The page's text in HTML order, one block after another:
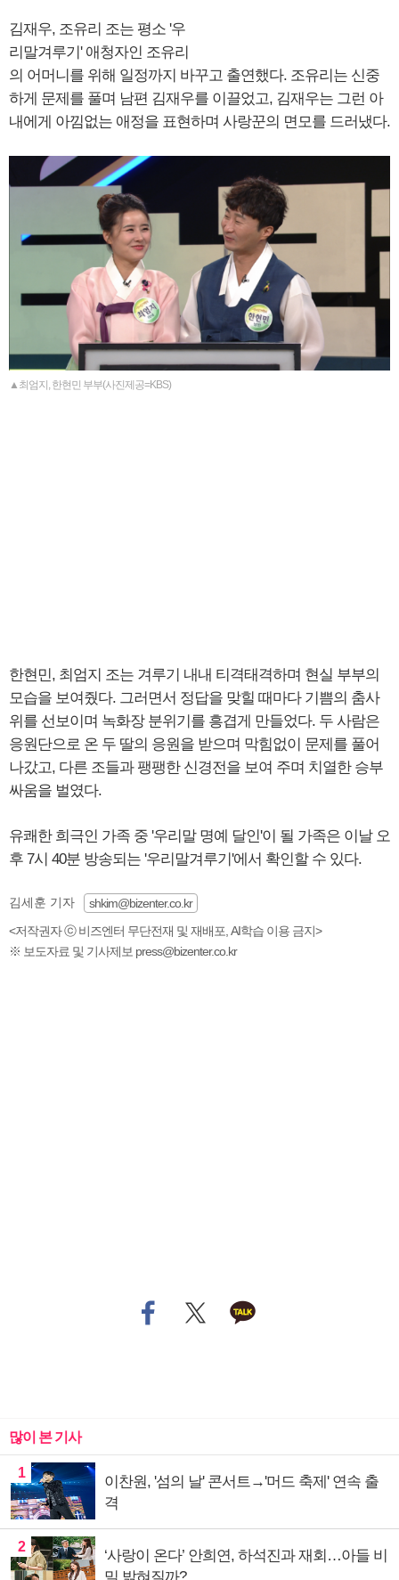
김재우, 조유리 조는 평소 '우
리말겨루기' 애청자인 조유리
의 어머니를 위해 일정까지 바꾸고 출연했다. 조유리는 신중
하게 문제를 풀며 남편 김재우를 이끌었고, 김재우는 그런 아
내에게 아낌없는 애정을 표현하며 사랑꾼의 면모를 드러냈다.
▲최엄지, 한현민 부부(사진제공=KBS)
한현민, 최엄지 조는 겨루기 내내 티격태격하며 현실 부부의
모습을 보여줬다. 그러면서 정답을 맞힐 때마다 기쁨의 춤사
위를 선보이며 녹화장 분위기를 흥겹게 만들었다. 두 사람은
응원단으로 온 두 딸의 응원을 받으며 막힘없이 문제를 풀어
나갔고, 다른 조들과 팽팽한 신경전을 보여 주며 치열한 승부
싸움을 벌였다.
유쾌한 희극인 가족 중 '우리말 명예 달인'이 될 가족은 이날 오
후 7시 40분 방송되는 '우리말겨루기'에서 확인할 수 있다.
김세훈 기자
shkim@bizenter.co.kr
<저작권자 ⓒ 비즈엔터 무단전재 및 재배포, AI학습 이용 금지>
※ 보도자료 및 기사제보 press@bizenter.co.kr
많이 본 기사
1
이찬원, '섬의 날' 콘서트→'머드 축제' 연속 출
격
2
‘사랑이 온다’ 안희연, 하석진과 재회…아들 비